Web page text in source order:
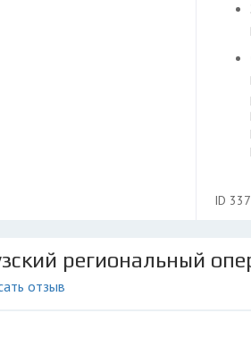
ID
региональный
отзыв